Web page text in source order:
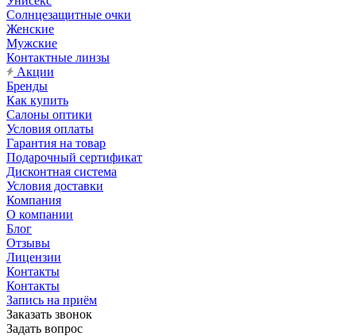
Солнцезащитные очки
Женские
Мужские
Контактные линзы
Акции
Бренды
Как купить
Салоны оптики
Условия оплаты
Гарантия на товар
Подарочный сертификат
Дисконтная система
Условия доставки
Компания
О компании
Блог
Отзывы
Лицензии
Контакты
Контакты
Запись на приём
Заказать звонок
Задать вопрос